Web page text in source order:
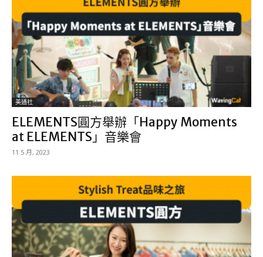
美通社
ELEMENTS圓方舉辦「Happy Moments
at ELEMENTS」音樂會
11 5 月, 2023